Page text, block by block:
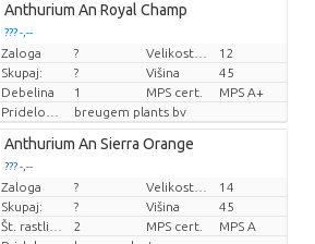
Anthurium An Royal Champ
??? -,--
Cena za kos
Zaloga ?
12
Skupaj:
? Višina
45
Debelina
1 MPS cert.
MPS A+
breugem plants bv
Anthurium An Sierra Orange
??? -,--
Cena za kos
Zaloga ?
14
Skupaj:
? Višina
45
2 MPS cert.
MPS A